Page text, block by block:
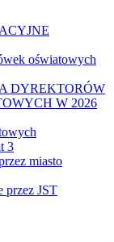
oświatowych
DYREKTORÓW
W 2026
3
miasto
przez JST